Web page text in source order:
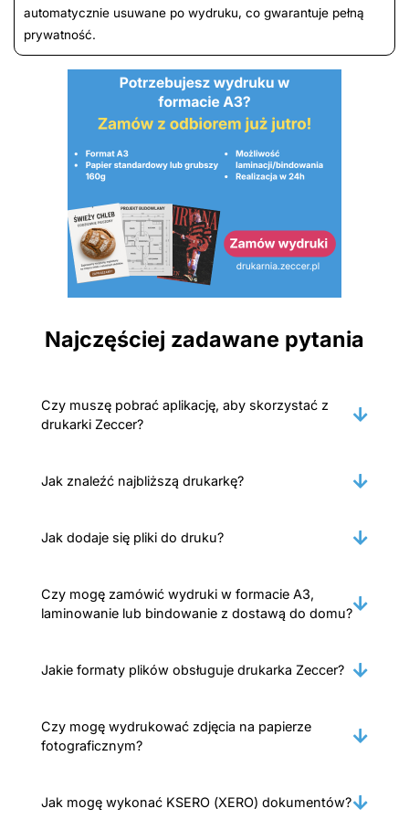
automatycznie usuwane po wydruku, co gwarantuje pełną
prywatność.
Najczęściej zadawane pytania
Czy muszę pobrać aplikację, aby skorzystać z
drukarki Zeccer?
Jak znaleźć najbliższą drukarkę?
Jak dodaje się pliki do druku?
Czy mogę zamówić wydruki w formacie A3,
laminowanie lub bindowanie z dostawą do domu?
Jakie formaty plików obsługuje drukarka Zeccer?
Czy mogę wydrukować zdjęcia na papierze
fotograficznym?
Jak mogę wykonać KSERO (XERO) dokumentów?